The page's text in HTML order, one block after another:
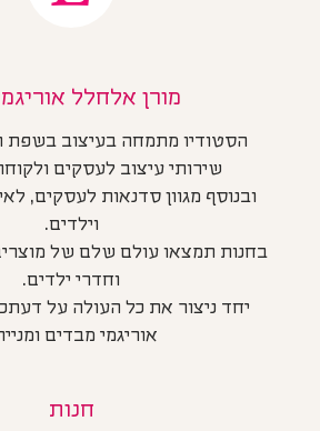
מורן אלחלל
הסטודיו מתמחה בעיצוב בשפת
שירותי עיצוב לעסקים
ובנוסף מגוון סדנאות לעסקים,
וילדים.
בחנות תמצאו עולם שלם של
וחדרי ילדים.
יחד ניצור את כל העולה על
אוריגמי מבדים
חנות